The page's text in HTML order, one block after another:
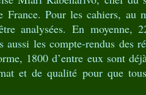
France. Pour les cahiers, au
analysées. En moyenne,
aussi les compte-rendus des
1800 d’entre eux sont
et de qualité pour que